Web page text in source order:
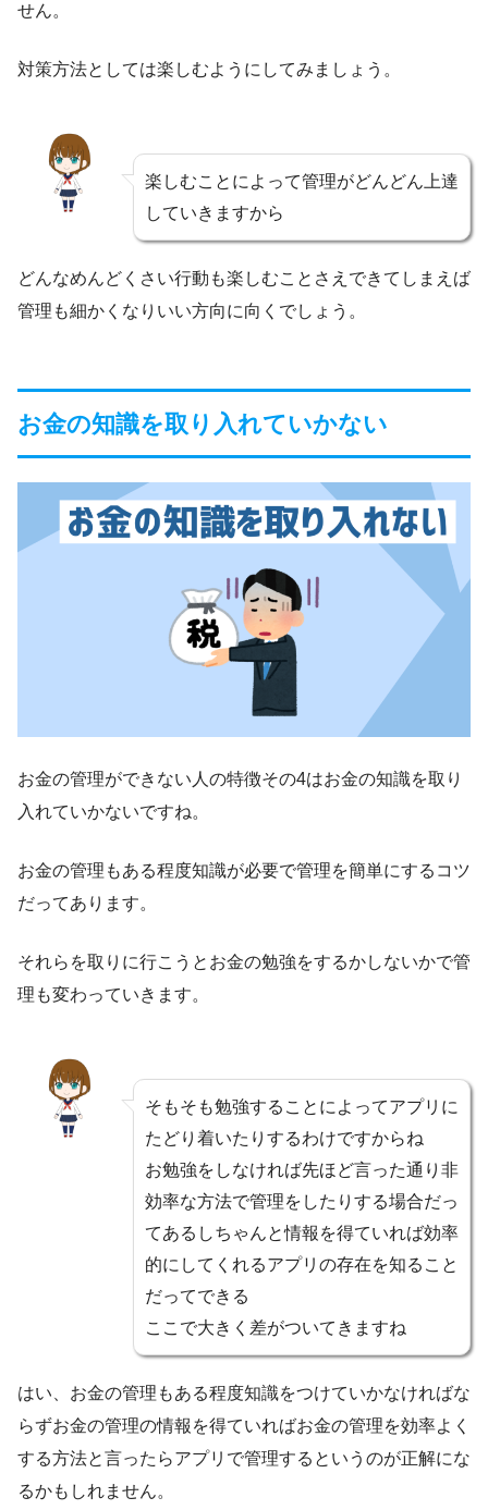
せん。
対策方法としては楽しむようにしてみましょう。
楽しむことによって管理がどんどん上達
していきますから
どんなめんどくさい行動も楽しむことさえできてしまえば
管理も細かくなりいい方向に向くでしょう。
お金の知識を取り入れていかない
お金の管理ができない人の特徴その4はお金の知識を取り
入れていかないですね。
お金の管理もある程度知識が必要で管理を簡単にするコツ
だってあります。
それらを取りに行こうとお金の勉強をするかしないかで管
理も変わっていきます。
そもそも勉強することによってアプリに
たどり着いたりするわけですからね
お勉強をしなければ先ほど言った通り非
効率な方法で管理をしたりする場合だっ
てあるしちゃんと情報を得ていれば効率
的にしてくれるアプリの存在を知ること
だってできる
ここで大きく差がついてきますね
はい、お金の管理もある程度知識をつけていかなければな
らずお金の管理の情報を得ていればお金の管理を効率よく
する方法と言ったらアプリで管理するというのが正解にな
るかもしれません。